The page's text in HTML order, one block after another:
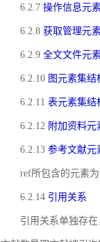
6.2.7 操作信息元
6.2.8 获取管理元
6.2.9 全文文件元
6.2.10 图元素集结
6.2.11 表元素集结
6.2.12 附加资料元
6.2.13 参考文献元
ref所包含的元素
6.2.14 引用关系
引用关系单独存